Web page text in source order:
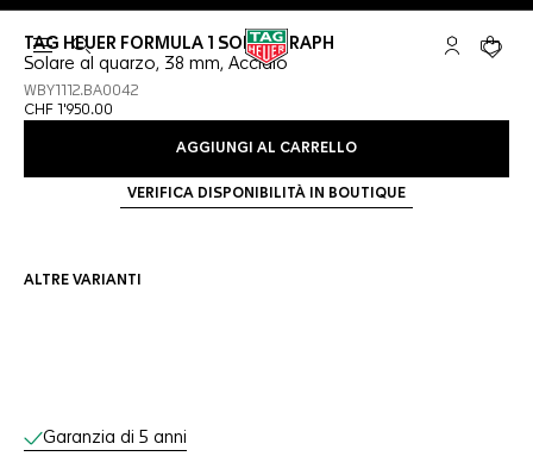
Apri la ricerca L'account
Il tuo
TAG HEUER FORMULA 1 SOLARGRAPH
Solare al quarzo, 38 mm, Acciaio
WBY1112.BA0042
CHF 1'950.00
AGGIUNGI AL CARRELLO
VERIFICA DISPONIBILITÀ IN BOUTIQUE
ALTRE VARIANTI
Servizi online
Garanzia di 5 anni